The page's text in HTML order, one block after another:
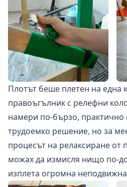
Плотът беше плетен на една
правоъгълник с релефни
намери по-бързо, практично
трудоемко решение, но за
процесът на релаксиране от
можах да измисля нищо по-
изплета огромна